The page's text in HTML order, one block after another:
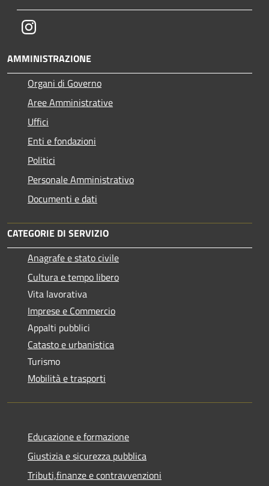
Instagram
AMMINISTRAZIONE
Organi di Governo
Aree Amministrative
Uffici
Enti e fondazioni
Politici
Personale Amministrativo
Documenti e dati
CATEGORIE DI SERVIZIO
Anagrafe e stato civile
Cultura e tempo libero
Vita lavorativa
Imprese e Commercio
Appalti pubblici
Catasto e urbanistica
Turismo
Mobilità e trasporti
Educazione e formazione
Giustizia e sicurezza pubblica
Tributi,finanze e contravvenzioni